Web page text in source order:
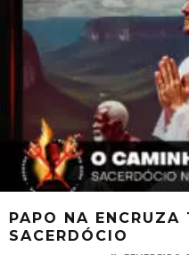
PAPO NA
SACERDÓCIO